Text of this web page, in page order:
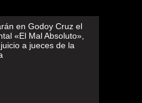
en Godoy Cruz el
«El Mal Absoluto»,
a jueces de la